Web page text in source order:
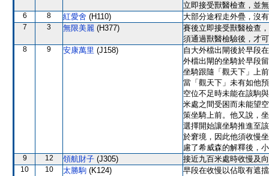
立即接受獸醫檢查，並
6 8 紅愛舍 (H110) 大部分途程走外疊，沒
7 3 無限美麗 (H377)
賽後立即接受獸醫檢查
須通過獸醫檢驗後，才
8 9 安康萬里 (J158)
自大外檔出閘後於早段
外檔出閘的坐騎於早段
坐騎跟隨「觀天下」上
當「觀天下」未有如他
空位不足時未能在該駒
米處之間受困而未能望
策坐騎上前。他又說，
選擇開始讓坐騎推進至
於窘境，因此他須收慢
慮了希威森的解釋後，
9 12 領航財子 (J305) 接近九百米處時收慢及
10 10 太勝駒 (K124)
早段在收慢以佔取有遮